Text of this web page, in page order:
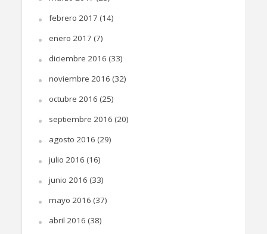
febrero 2017 (14)
enero 2017 (7)
diciembre 2016 (33)
noviembre 2016 (32)
octubre 2016 (25)
septiembre 2016 (20)
agosto 2016 (29)
julio 2016 (16)
junio 2016 (33)
mayo 2016 (37)
abril 2016 (38)